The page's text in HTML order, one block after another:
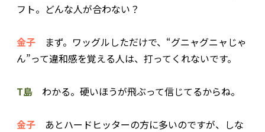
フト。どんな人が合わない？
金子 まず。ワッグルしただけで、“グニャグニャじゃ
ん”って違和感を覚える人は、打ってくれないです。
T島 わかる。硬いほうが飛ぶって信じてるからね。
金子 あとハードヒッターの方に多いのですが、しな